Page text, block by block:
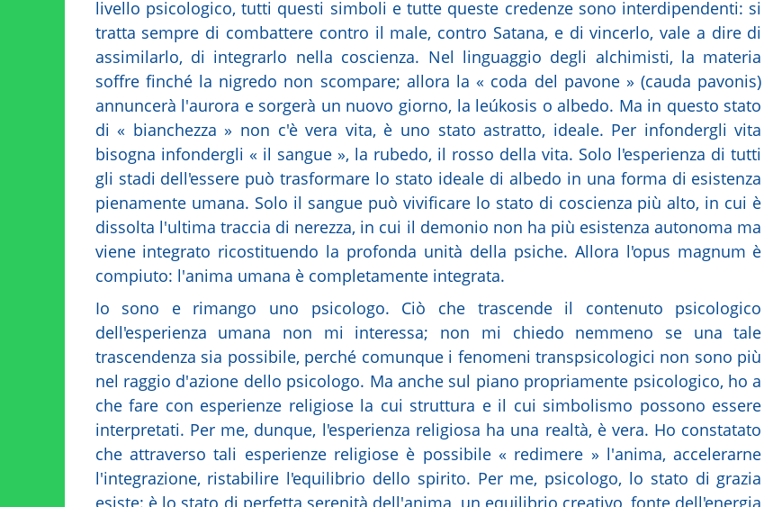
livello psicologico, tutti questi simboli e tutte queste credenze sono interdipendenti: si
tratta sempre di combattere contro il male, contro Satana, e di vincerlo, vale a dire di
assimilarlo, di integrarlo nella coscienza. Nel linguaggio degli alchimisti, la materia
soffre finché la nigredo non scompare; allora la « coda del pavone » (cauda pavonis)
annuncerà l'aurora e sorgerà un nuovo giorno, la leúkosis o albedo. Ma in questo stato
di « bianchezza » non c'è vera vita, è uno stato astratto, ideale. Per infondergli vita
bisogna infondergli « il sangue », la rubedo, il rosso della vita. Solo l'esperienza di tutti
gli stadi dell'essere può trasformare lo stato ideale di albedo in una forma di esistenza
pienamente umana. Solo il sangue può vivificare lo stato di coscienza più alto, in cui è
dissolta l'ultima traccia di nerezza, in cui il demonio non ha più esistenza autonoma ma
viene integrato ricostituendo la profonda unità della psiche. Allora l'opus magnum è
compiuto: l'anima umana è completamente integrata.
Io sono e rimango uno psicologo. Ciò che trascende il contenuto psicologico
dell'esperienza umana non mi interessa; non mi chiedo nemmeno se una tale
trascendenza sia possibile, perché comunque i fenomeni transpsicologici non sono più
nel raggio d'azione dello psicologo. Ma anche sul piano propriamente psicologico, ho a
che fare con esperienze religiose la cui struttura e il cui simbolismo possono essere
interpretati. Per me, dunque, l'esperienza religiosa ha una realtà, è vera. Ho constatato
che attraverso tali esperienze religiose è possibile « redimere » l'anima, accelerarne
l'integrazione, ristabilire l'equilibrio dello spirito. Per me, psicologo, lo stato di grazia
esiste: è lo stato di perfetta serenità dell'anima, un equilibrio creativo, fonte dell'energia